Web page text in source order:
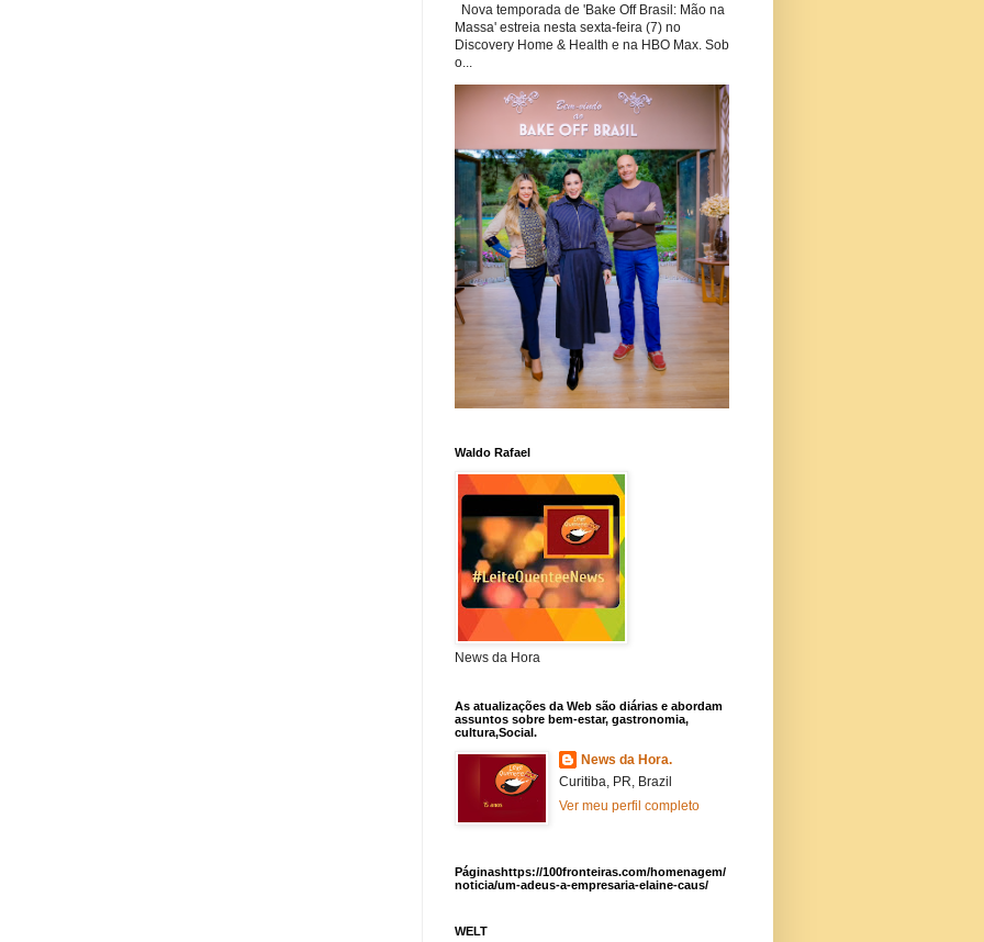
Nova temporada de 'Bake Off Brasil: Mão na
Massa' estreia nesta sexta-feira (7) no
Discovery Home & Health e na HBO Max. Sob
o...
Waldo Rafael
News da Hora
As atualizações da Web são diárias e abordam
assuntos sobre bem-estar, gastronomia,
cultura,Social.
News da Hora.
Curitiba, PR, Brazil
Ver meu perfil completo
Páginashttps://100fronteiras.com/homenagem/
noticia/um-adeus-a-empresaria-elaine-caus/
WELT